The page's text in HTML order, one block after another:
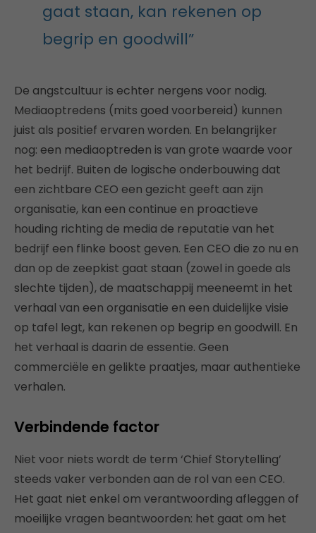
gaat staan, kan rekenen op
begrip en goodwill”
De angstcultuur is echter nergens voor nodig.
Mediaoptredens (mits goed voorbereid) kunnen
juist als positief ervaren worden. En belangrijker
nog: een mediaoptreden is van grote waarde voor
het bedrijf. Buiten de logische onderbouwing dat
een zichtbare CEO een gezicht geeft aan zijn
organisatie, kan een continue en proactieve
houding richting de media de reputatie van het
bedrijf een flinke boost geven. Een CEO die zo nu en
dan op de zeepkist gaat staan (zowel in goede als
slechte tijden), de maatschappij meeneemt in het
verhaal van een organisatie en een duidelijke visie
op tafel legt, kan rekenen op begrip en goodwill. En
het verhaal is daarin de essentie. Geen
commerciële en gelikte praatjes, maar authentieke
verhalen.
Verbindende factor
Niet voor niets wordt de term ‘Chief Storytelling’
steeds vaker verbonden aan de rol van een CEO.
Het gaat niet enkel om verantwoording afleggen of
moeilijke vragen beantwoorden: het gaat om het